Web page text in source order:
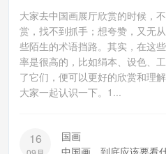
大家去中国画展厅欣赏的时候，
赏，找不到抓手；想夸赞，又无
些陌生的术语挡路。其实，在这
率是很高的，比如绢本、设色、
了它们，便可以更好的欣赏和理
大家一起认识一下。1...
16
国画
中国画，到底应该要看